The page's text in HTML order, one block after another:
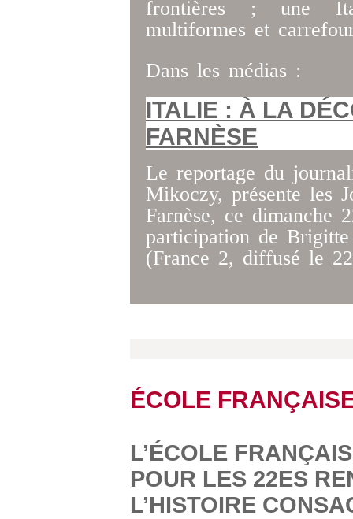
frontières ; une
multiformes et
Dans les médias :
ITALIE : À LA
FARNÈSE
Le reportage du
Mikoczy, présente les
Farnèse, ce dimanche
participation de
(France 2, diffusé le
ÉCOLE
L’ÉCOLE
POUR LES 22ES
L’HISTOIRE